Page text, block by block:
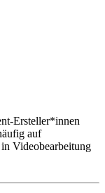
Ersteller*innen
auf
Videobearbeitung